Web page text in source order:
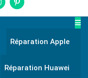
Réparation Apple
Réparation Huawei